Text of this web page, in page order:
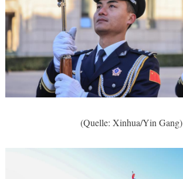
(Quelle: Xinhua/Yin Gang)